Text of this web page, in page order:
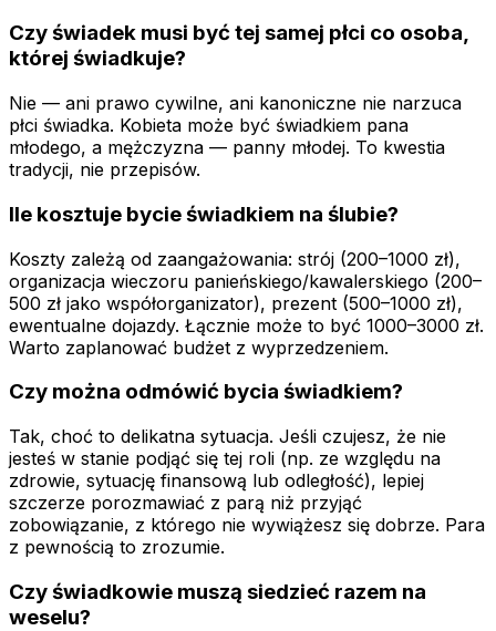
Czy świadek musi być tej samej płci co osoba,
której świadkuje?
Nie — ani prawo cywilne, ani kanoniczne nie narzuca
płci świadka. Kobieta może być świadkiem pana
młodego, a mężczyzna — panny młodej. To kwestia
tradycji, nie przepisów.
Ile kosztuje bycie świadkiem na ślubie?
Koszty zależą od zaangażowania: strój (200–1000 zł),
organizacja wieczoru panieńskiego/kawalerskiego (200–
500 zł jako współorganizator), prezent (500–1000 zł),
ewentualne dojazdy. Łącznie może to być 1000–3000 zł.
Warto zaplanować budżet z wyprzedzeniem.
Czy można odmówić bycia świadkiem?
Tak, choć to delikatna sytuacja. Jeśli czujesz, że nie
jesteś w stanie podjąć się tej roli (np. ze względu na
zdrowie, sytuację finansową lub odległość), lepiej
szczerze porozmawiać z parą niż przyjąć
zobowiązanie, z którego nie wywiążesz się dobrze. Para
z pewnością to zrozumie.
Czy świadkowie muszą siedzieć razem na
weselu?